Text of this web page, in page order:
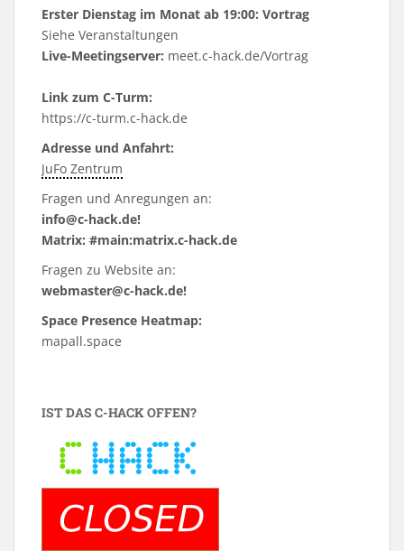
Erster Dienstag im Monat ab 19:00: Vortrag
Siehe Veranstaltungen
Live-Meetingserver: meet.c-hack.de/Vortrag
Link zum C-Turm:
https://c-turm.c-hack.de
Adresse und Anfahrt:
JuFo Zentrum
Fragen und Anregungen an:
info@c-hack.de!
Matrix: #main:matrix.c-hack.de
Fragen zu Website an:
webmaster@c-hack.de!
Space Presence Heatmap:
mapall.space
IST DAS C-HACK OFFEN?